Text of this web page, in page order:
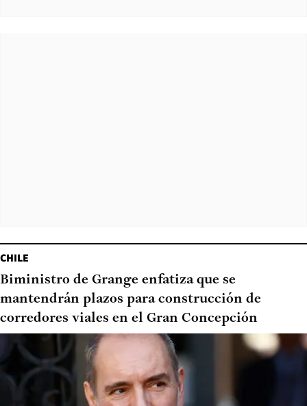
CHILE
Biministro de Grange enfatiza que se
mantendrán plazos para construcción de
corredores viales en el Gran Concepción